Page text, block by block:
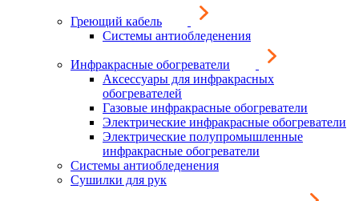
Греющий кабель
Системы антиобледенения
Инфракрасные обогреватели
Аксессуары для инфракрасных
обогревателей
Газовые инфракрасные обогреватели
Электрические инфракрасные обогреватели
Электрические полупромышленные
инфракрасные обогреватели
Системы антиобледенения
Сушилки для рук